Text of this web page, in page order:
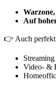
Auf
👉 Auch
Video- &